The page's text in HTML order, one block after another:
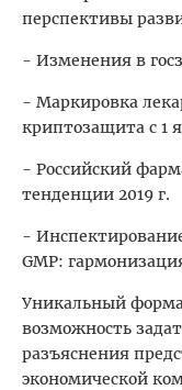
перспективы
- Изменения в
- Маркировка
криптозащита с 1
- Российский
тенденции 2019 г.
-
GMP:
Уникальный
возможность
разъяснения
экономической